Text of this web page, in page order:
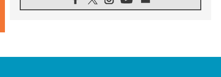
06.08.2026